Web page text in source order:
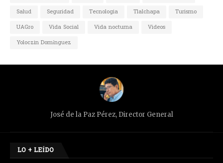
Salud
Seguridad Tecnologia Tlalchapa
Turismo
UAGro
Vida Social Vida nocturna
Videos
Yoloczin Domínguez
José de la Paz Pérez, Director General
LO + LEÍDO